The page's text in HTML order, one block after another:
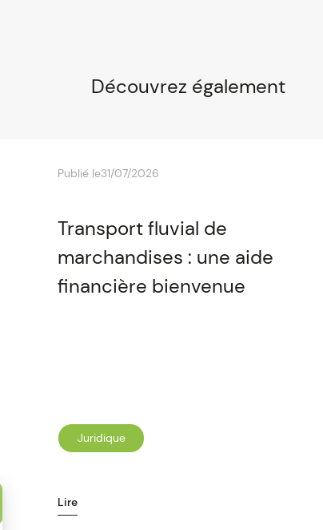
Découvrez également
Publié le31/07/2026
Transport fluvial de
marchandises : une aide
financière bienvenue
Juridique
Lire